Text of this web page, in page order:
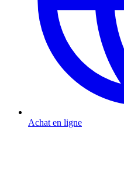
Achat en ligne